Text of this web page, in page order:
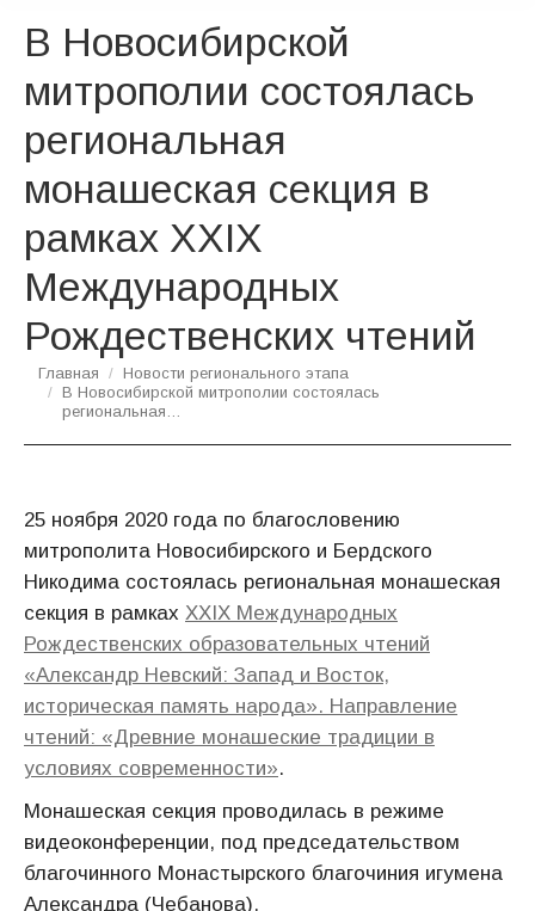
В Новосибирской
митрополии состоялась
региональная
монашеская секция в
рамках ХХIХ
Международных
Рождественских чтений
Вы здесь:
Главная
Новости регионального этапа
В Новосибирской митрополии состоялась
региональная…
25 ноября 2020 года по благословению
митрополита Новосибирского и Бердского
Никодима состоялась региональная монашеская
секция в рамках ХХIХ Международных
Рождественских образовательных чтений
«Александр Невский: Запад и Восток,
историческая память народа». Направление
чтений: «Древние монашеские традиции в
условиях современности».
Монашеская секция проводилась в режиме
видеоконференции, под председательством
благочинного Монастырского благочиния игумена
Александра (Чебанова).